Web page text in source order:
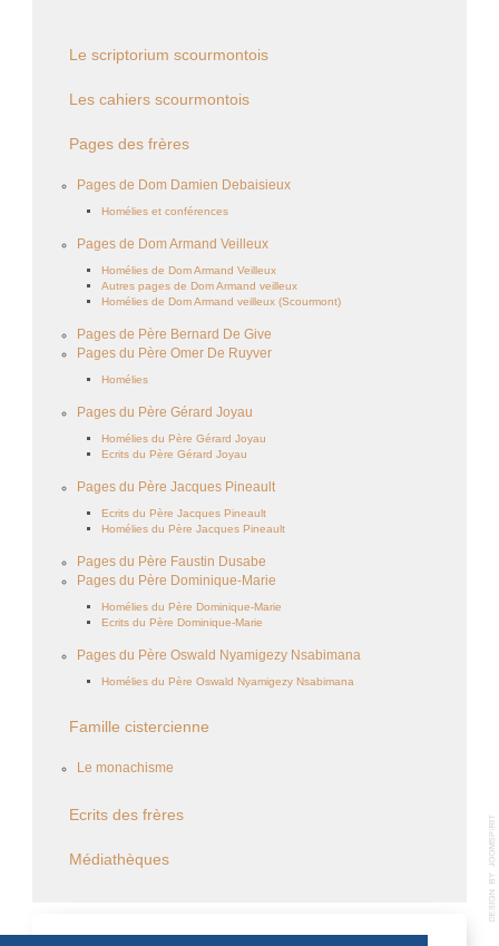
Le scriptorium scourmontois
Les cahiers scourmontois
Pages des frères
Pages de Dom Damien Debaisieux
Homélies et conférences
Pages de Dom Armand Veilleux
Homélies de Dom Armand Veilleux
Autres pages de Dom Armand veilleux
Homélies de Dom Armand veilleux (Scourmont)
Pages de Père Bernard De Give
Pages du Père Omer De Ruyver
Homélies
Pages du Père Gérard Joyau
Homélies du Père Gérard Joyau
Ecrits du Père Gérard Joyau
Pages du Père Jacques Pineault
Ecrits du Père Jacques Pineault
Homélies du Père Jacques Pineault
Pages du Père Faustin Dusabe
Pages du Père Dominique-Marie
Homélies du Père Dominique-Marie
Ecrits du Père Dominique-Marie
Pages du Père Oswald Nyamigezy Nsabimana
Homélies du Père Oswald Nyamigezy Nsabimana
Famille cistercienne
Le monachisme
Ecrits des frères
Médiathèques